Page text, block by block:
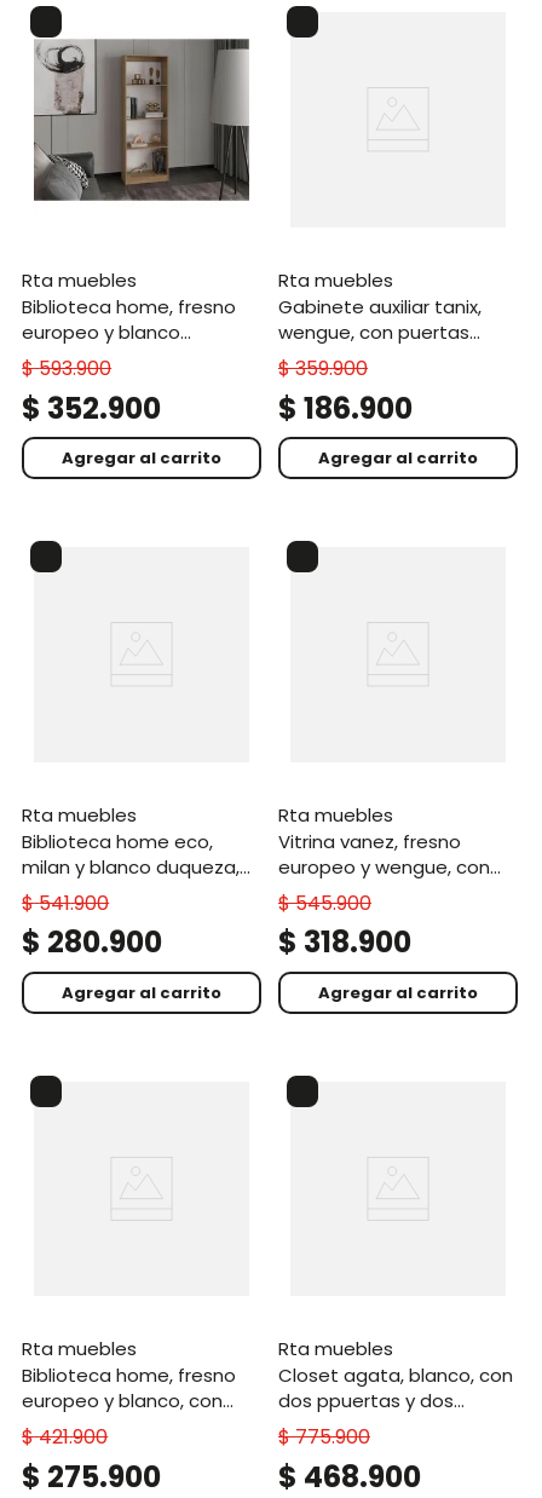
rta muebles
biblioteca home, fresno
europeo y blanco
duqueza, con cuatro
entrepaños
$593.900
$ 352.900
Agregar al carrito
rta muebles
gabinete auxiliar tanix,
wengue, con puertas
corredizas zf
$359.900
$ 186.900
Agregar al carrito
rta muebles
biblioteca home eco,
milan y blanco duqueza,
con cinco entrepaños
$541.900
$ 280.900
Agregar al carrito
rta muebles
vitrina vanez, fresno
europeo y wengue, con
espacio para objetos
decorativos zf
$545.900
$ 318.900
Agregar al carrito
rta muebles
biblioteca home, fresno
europeo y blanco, con
cuatro entrepaños zf
$421.900
$ 275.900
rta muebles
closet agata, blanco, con
dos ppuertas y dos
cajones zf
$775.900
$ 468.900